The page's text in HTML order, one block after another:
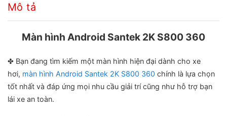
Mô tả
Màn hình Android Santek 2K S800 360
✤ Bạn đang tìm kiếm một màn hình hiện đại dành cho xe
hơi, màn hình Android Santek 2K S800 360 chính là lựa chọn
tốt nhất và đáp ứng mọi nhu cầu giải trí cũng như hỗ trợ bạn
lái xe an toàn.